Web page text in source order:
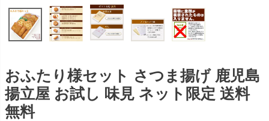
おふたり様セット さつま揚げ 鹿児島
揚立屋 お試し 味見 ネット限定 送料
無料